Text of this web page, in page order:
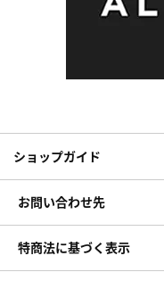
ショップガイド
お問い合わせ先
特商法に基づく表示